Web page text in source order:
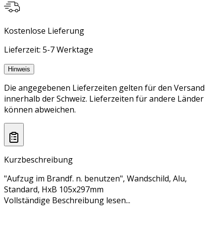
Kostenlose Lieferung
Lieferzeit: 5-7 Werktage
Hinweis
Die angegebenen Lieferzeiten gelten für den Versand
innerhalb der Schweiz. Lieferzeiten für andere Länder
können abweichen.
Kurzbeschreibung
"Aufzug im Brandf. n. benutzen", Wandschild, Alu,
Standard, HxB 105x297mm
Vollständige Beschreibung lesen...